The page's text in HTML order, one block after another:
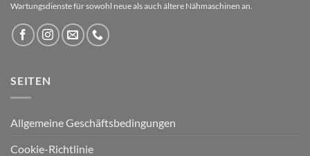
Wartungsdienste für sowohl neue als auch ältere Nähmaschinen an.
SEITEN
Allgemeine Geschäftsbedingungen
Cookie-Richtlinie